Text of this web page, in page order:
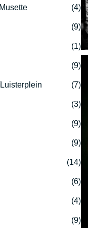
(4)
(9)
(1)
(9)
(7)
(3)
(9)
(9)
(14)
(6)
(4)
(9)